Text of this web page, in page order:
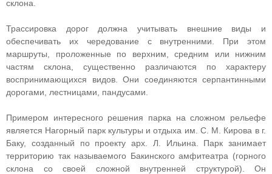
склона.
Трассировка дорог должна учитывать внешние виды и
обеспечивать их чередование с внутренними. При этом
маршруты, проложенные по верхним, средним или нижним
частям склона, существенно различаются по характеру
воспринимающихся видов. Они соединяются серпантинными
дорогами, лестницами, пандусами.
Примером интересного решения парка на сложном рельефе
является Нагорный парк культуры и отдыха им. С. М. Кирова в г.
Баку, созданный по проекту арх. Л. Ильина. Парк занимает
территорию так называемого Бакинского амфитеатра (горного
склона со своей сложной внутренней структурой). Он